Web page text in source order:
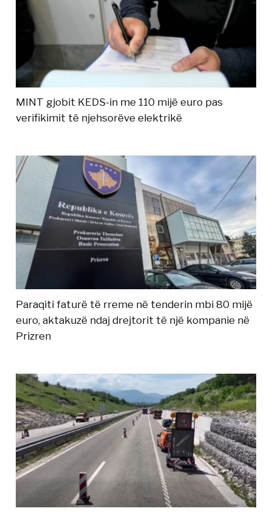
MINT gjobit KEDS-in me 110 mijë euro pas
verifikimit të njehsorëve elektrikë
Paraqiti faturë të rreme në tenderin mbi 80 mijë
euro, aktakuzë ndaj drejtorit të një kompanie në
Prizren